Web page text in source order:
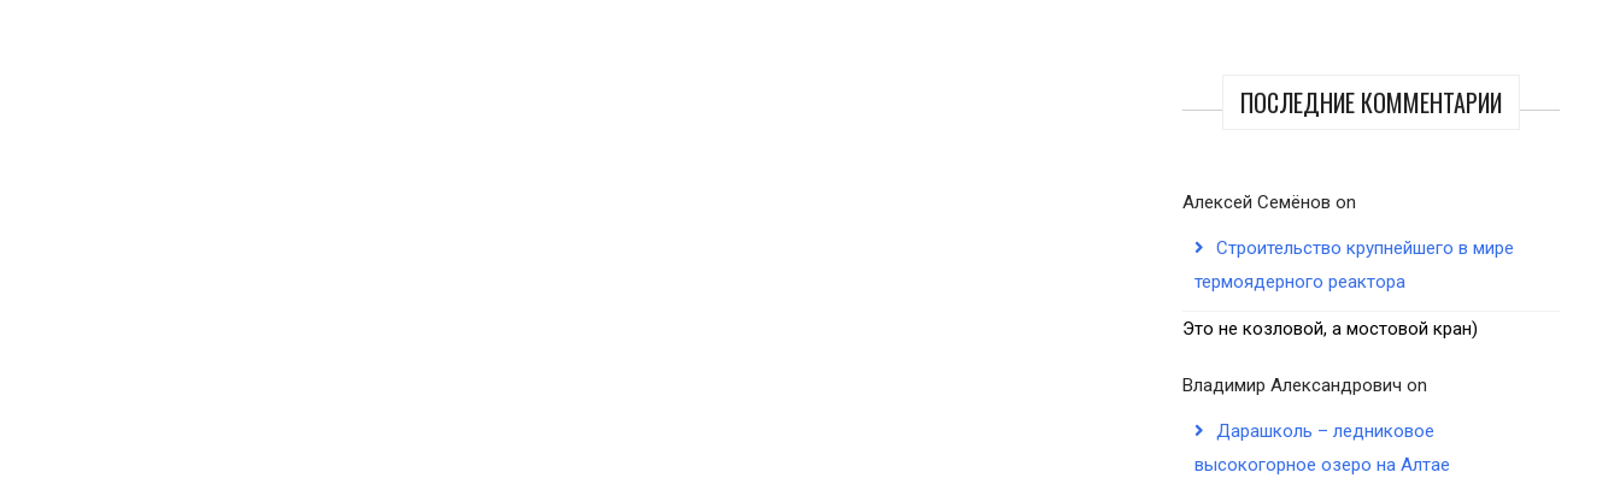
ПОСЛЕДНИЕ КОММЕНТАРИИ
Алексей Семёнов on
Строительство крупнейшего в мире
термоядерного реактора
Это не козловой, а мостовой кран)
Владимир Александрович on
Дарашколь – ледниковое
высокогорное озеро на Алтае